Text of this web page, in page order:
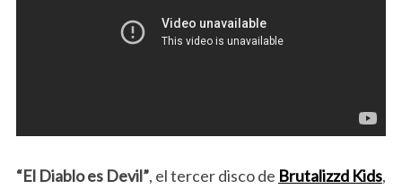
“El Diablo es Devil”, el tercer disco de Brutalizzd Kids,